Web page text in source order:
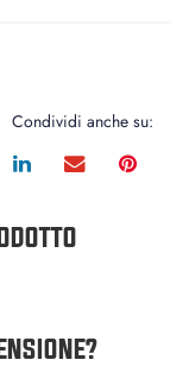
Condividi anche su: